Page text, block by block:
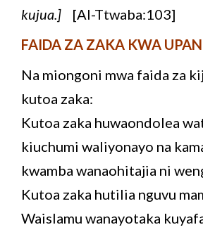
kujua.]
[Al-Ttwaba:103]
FAIDA ZA ZAKA KWA
Na miongoni mwa faida za
kutoa zaka:
Kutoa zaka huwaondolea
kiuchumi waliyonayo na
kwamba wanaohitajia ni
Kutoa zaka hutilia nguvu
Waislamu wanayotaka